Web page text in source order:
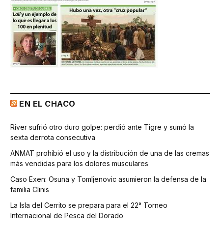
EN EL CHACO
River sufrió otro duro golpe: perdió ante Tigre y sumó la
sexta derrota consecutiva
ANMAT prohibió el uso y la distribución de una de las cremas
más vendidas para los dolores musculares
Caso Exen: Osuna y Tomljenovic asumieron la defensa de la
familia Clinis
La Isla del Cerrito se prepara para el 22° Torneo
Internacional de Pesca del Dorado